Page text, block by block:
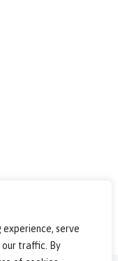
experience, serve
our traffic. By